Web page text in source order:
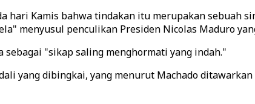
hari Kamis bahwa tindakan itu merupakan sebuah
menyusul penculikan Presiden Nicolas Maduro
"sikap saling menghormati yang indah."
yang dibingkai, yang menurut Machado